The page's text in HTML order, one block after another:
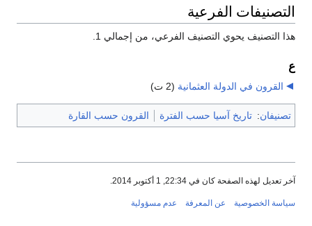
التصنيفات الفرعية
هذا التصنيف يحوي التصنيف الفرعي، من إجمالي 1.
ع
القرون في الدولة العثمانية (2 ت)
تصنيفان: تاريخ آسيا حسب الفترة القرون حسب القارة
آخر تعديل لهذه الصفحة كان في 22:34, 1 أكتوبر 2014.
سياسة الخصوصية عن المعرفة عدم مسؤولية